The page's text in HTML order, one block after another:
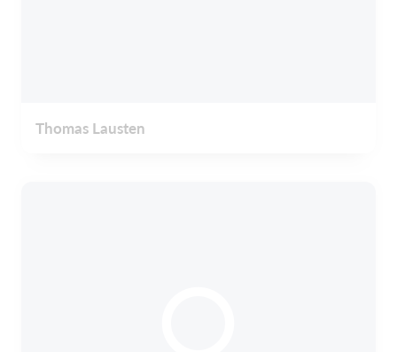
Thomas Lausten